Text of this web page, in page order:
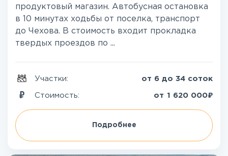
продуктовый магазин. Автобусная остановка
в 10 минутах ходьбы от поселка, транспорт
до Чехова. В стоимость входит прокладка
твердых проездов по ...
Участки: от 6 до 34 соток
Стоимость: от 1 620 000₽
Подробнее